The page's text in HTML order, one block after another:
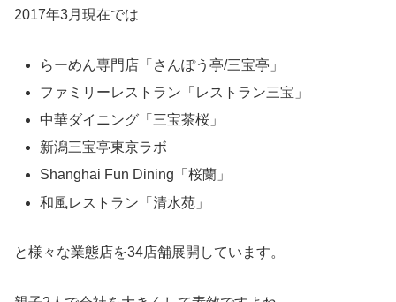
2017年3月現在では
らーめん専門店「さんぽう亭/三宝亭」
ファミリーレストラン「レストラン三宝」
中華ダイニング「三宝茶桜」
新潟三宝亭東京ラボ
Shanghai Fun Dining「桜蘭」
和風レストラン「清水苑」
と様々な業態店を34店舗展開しています。